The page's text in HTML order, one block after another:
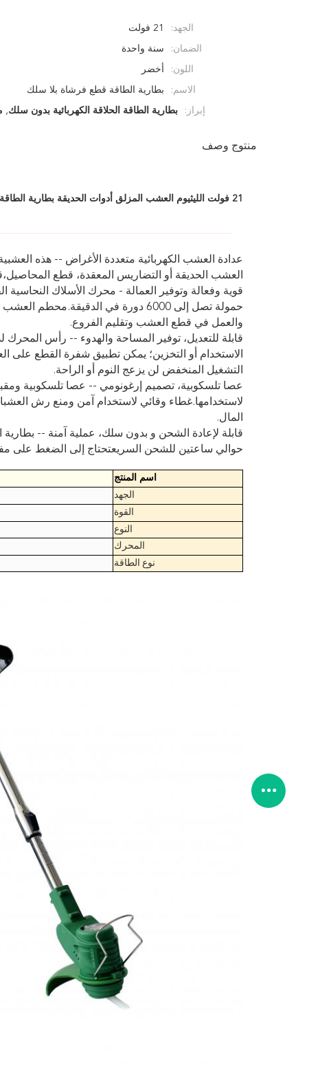
الجهد: 21 فولت
الضمان: سنة واحدة
اللون: أخضر
الاسم: بطارية الطاقة قطع فرشاة بلا سلك
إبراز: بطارية الطاقة الحلاقة الكهربائية بدون سلك,
منتوج وصف
21 فولت الليثيوم العشب المزلق أدوات الحديقة بطارية الطاقة بدون سلك الفرشاة القطع الكهربائية بدء
عدادة العشب الكهربائية متعددة الأغراض -- هذه
العشب الحديقة أو التضاريس المعقدة، قطع
قوية وفعالة وتوفير العمالة - محرك الأسلاك النحاسية
حمولة تصل إلى 6000 دورة في
والعمل في قطع العشب وتقليم الفروع.
قابلة للتعديل، توفير المساحة والهدوء -- رأس
الاستخدام أو التخزين؛ يمكن تطبيق شفرة القطع
التشغيل المنخفض لن يزعج النوم أو الراحة.
عصا تلسكوبية، تصميم إرغونومي -- عصا تلسكوبية
لاستخدامها.غطاء وقائي لاستخدام آمن ومنع رش
المال.
حوالي ساعتين للشحن السريعتحتاج إلى الضغط على
اسم المنتج
الجهد
القوة
النوع
المحرك
نوع الطاقة